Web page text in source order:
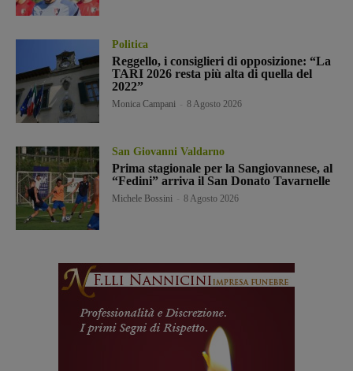
Politica
Reggello, i consiglieri di opposizione: “La
TARI 2026 resta più alta di quella del
2022”
Monica Campani 8 Agosto 2026
San Giovanni Valdarno
Prima stagionale per la Sangiovannese, al
“Fedini” arriva il San Donato Tavarnelle
Michele Bossini 8 Agosto 2026